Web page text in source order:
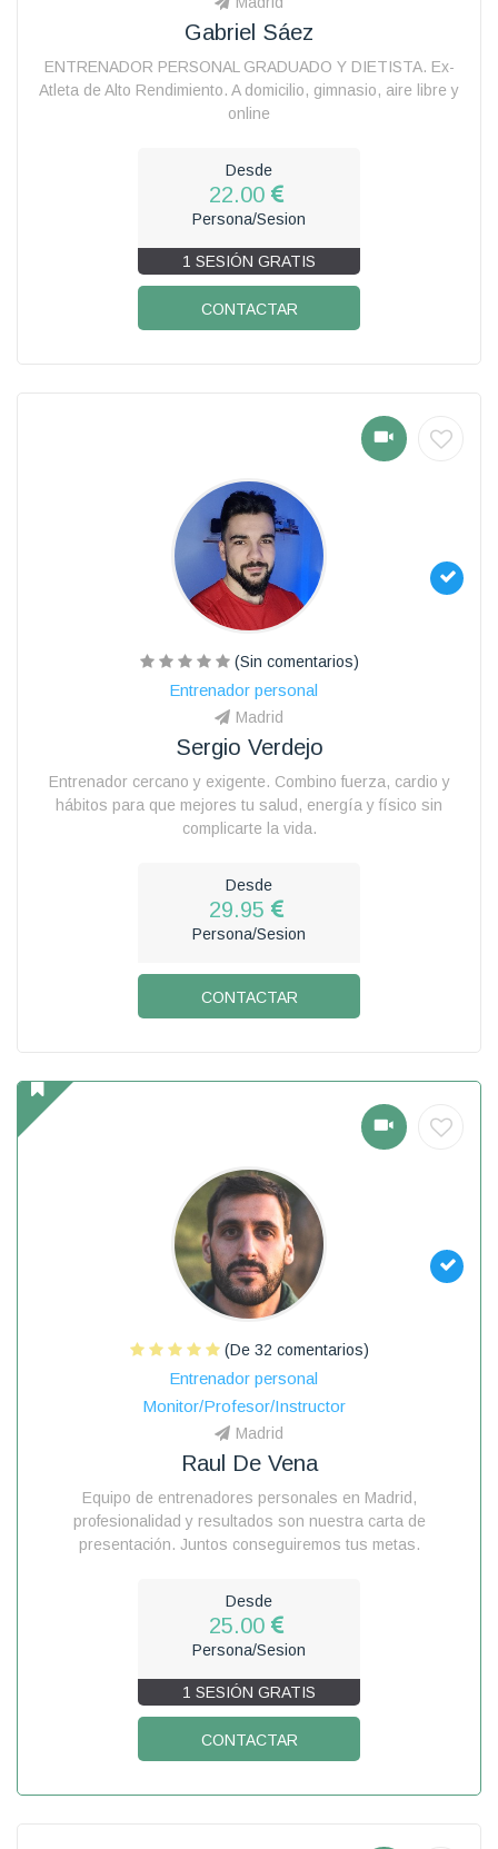
Gabriel Sáez
ENTRENADOR PERSONAL GRADUADO Y DIETISTA. Ex-
Atleta de Alto Rendimiento. A domicilio, gimnasio, aire libre y
online
Desde
22.00
Persona/Sesion
1 SESIÓN GRATIS
CONTACTAR
(Sin comentarios)
Entrenador personal
Madrid
Sergio Verdejo
Entrenador cercano y exigente. Combino fuerza, cardio y
hábitos para que mejores tu salud, energía y físico sin
complicarte la vida.
Desde
29.95
Persona/Sesion
CONTACTAR
(De 32 comentarios)
Entrenador personal
Monitor/Profesor/Instructor
Madrid
Raul De Vena
Equipo de entrenadores personales en Madrid,
profesionalidad y resultados son nuestra carta de
presentación. Juntos conseguiremos tus metas.
Desde
25.00
Persona/Sesion
1 SESIÓN GRATIS
CONTACTAR